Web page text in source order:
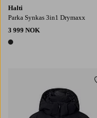
Halti
Parka Synkas 3in1 Drymaxx
3 999 NOK
1 farge